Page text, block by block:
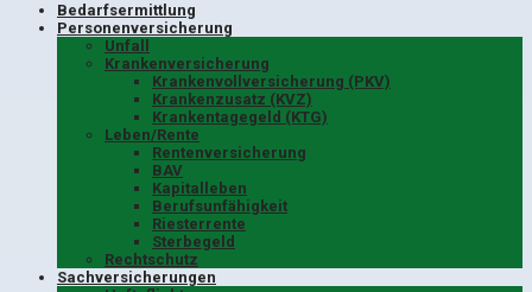
Bedarfsermittlung
Personenversicherung
Unfall
Krankenversicherung
Krankenvollversicherung (PKV)
Krankenzusatz (KVZ)
Krankentagegeld (KTG)
Leben/Rente
Rentenversicherung
BAV
Kapitalleben
Berufsunfähigkeit
Riesterrente
Sterbegeld
Rechtschutz
Sachversicherungen